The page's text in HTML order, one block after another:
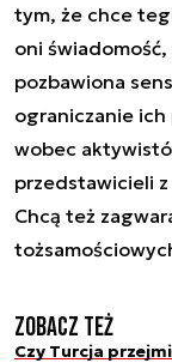
tym, że chce
oni
pozbawiona
ograniczanie
wobec
przedstawicieli
Chcą też
Zobacz też
Czy Turcja